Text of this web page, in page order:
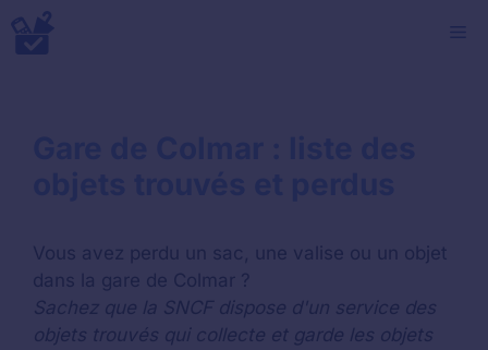
Aller
au
Vous avez perdu un sac, une valise ou un objet
dans la gare de Colmar ?
Sachez que la SNCF dispose d'un service des
objets trouvés qui collecte et garde les objets